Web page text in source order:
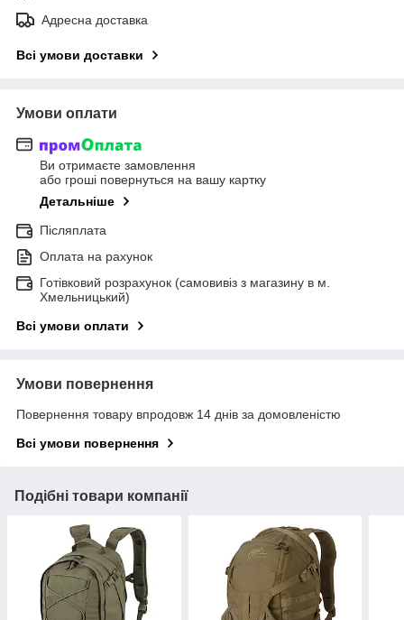
Адресна доставка
Всі умови доставки
Умови оплати
Ви отримаєте замовлення
або гроші повернуться на вашу картку
Детальніше
Післяплата
Оплата на рахунок
Готівковий розрахунок (самовивіз з магазину в м.
Хмельницький)
Всі умови оплати
Умови повернення
Повернення товару впродовж 14 днів за домовленістю
Всі умови повернення
Подібні товари компанії